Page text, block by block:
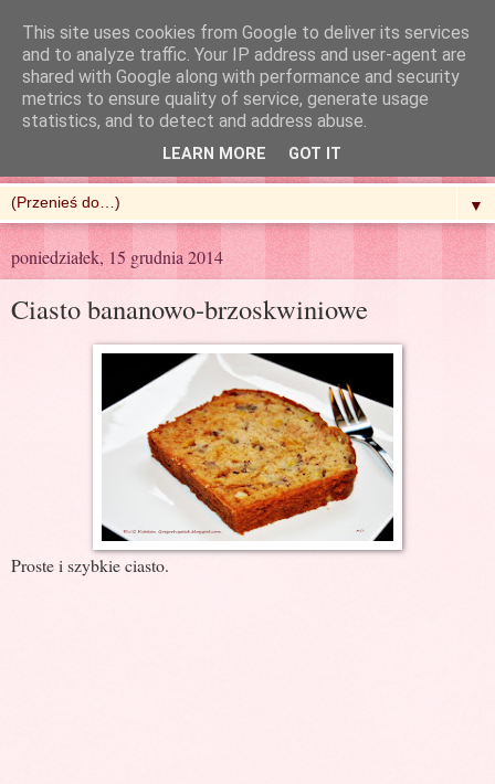
R'n'G Kitchen
▼
poniedziałek, 15 grudnia 2014
Ciasto bananowo-brzoskwiniowe
Proste i szybkie ciasto.
This site uses cookies from Google to deliver its services
and to analyze traffic. Your IP address and user-agent are
shared with Google along with performance and security
metrics to ensure quality of service, generate usage
statistics, and to detect and address abuse.
LEARN MORE GOT IT